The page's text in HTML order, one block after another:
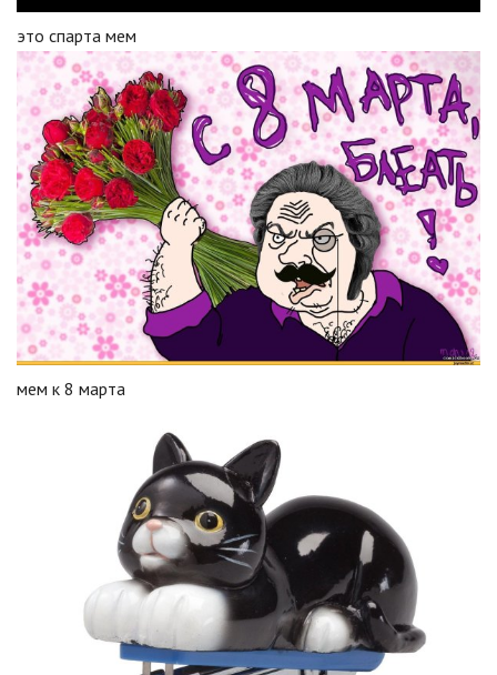
это спарта мем
мем к 8 марта